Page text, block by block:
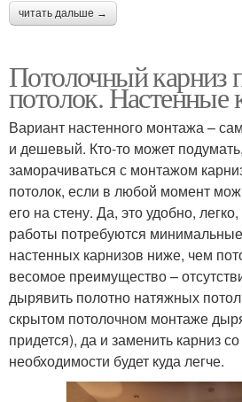
читать дальше →
Потолочный карниз
потолок. Настенные
Вариант настенного монтажа –
и дешевый. Кто-то может
заморачиваться с монтажом
потолок, если в любой момент
его на стену. Да, это удобно,
работы потребуются
настенных карнизов ниже, чем
весомое преимущество –
дырявить полотно натяжных
скрытом потолочном монтаже
придется), да и заменить карниз
необходимости будет куда легче.